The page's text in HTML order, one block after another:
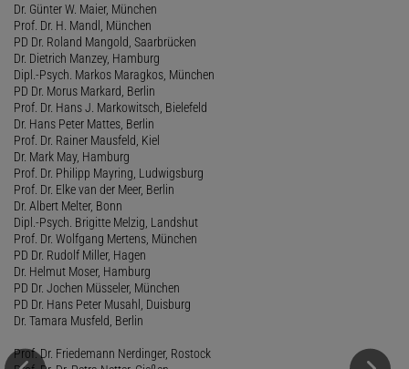
Dr. Günter W. Maier, München
Prof. Dr. H. Mandl, München
PD Dr. Roland Mangold, Saarbrücken
Dr. Dietrich Manzey, Hamburg
Dipl.-Psych. Markos Maragkos, München
PD Dr. Morus Markard, Berlin
Prof. Dr. Hans J. Markowitsch, Bielefeld
Dr. Hans Peter Mattes, Berlin
Prof. Dr. Rainer Mausfeld, Kiel
Dr. Mark May, Hamburg
Prof. Dr. Philipp Mayring, Ludwigsburg
Prof. Dr. Elke van der Meer, Berlin
Dr. Albert Melter, Bonn
Dipl.-Psych. Brigitte Melzig, Landshut
Prof. Dr. Wolfgang Mertens, München
PD Dr. Rudolf Miller, Hagen
Dr. Helmut Moser, Hamburg
PD Dr. Jochen Müsseler, München
PD Dr. Hans Peter Musahl, Duisburg
Dr. Tamara Musfeld, Berlin
Prof. Dr. Friedemann Nerdinger, Rostock